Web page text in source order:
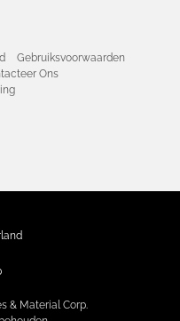
Gebruiksvoorwaarden
Ons
& Material Corp.